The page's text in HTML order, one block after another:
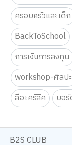
ครอบครัวและเด็ก
BackToSchool
การเงินการลงทุน
workshop-ศิลปะ
สีอะคริลิค
บอ
B2S CLUB